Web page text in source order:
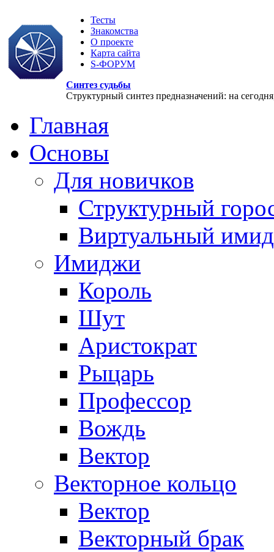
Тесты
Знакомства
О проекте
Карта сайта
S-ФОРУМ
Синтез судьбы
Структурный синтез предназначений: на
Главная
Основы
Для новичков
Структурный
Виртуальный
Имиджи
Король
Шут
Аристократ
Рыцарь
Профессор
Вождь
Вектор
Векторное кольцо
Вектор
Векторный брак